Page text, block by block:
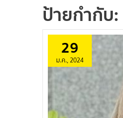
ป้ายกำกับ:
29
ม.ค., 2024